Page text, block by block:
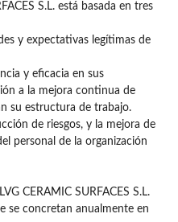
S.L. está basada en tres
y expectativas legítimas de
y eficacia en sus
a la mejora continua de
su estructura de trabajo.
de riesgos, y la mejora de
personal de la organización
CERAMIC SURFACES S.L.
se concretan anualmente en